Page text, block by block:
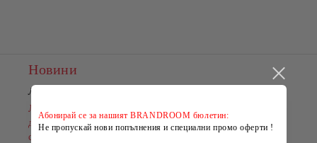
Новини
ЛЯТНО НАМАЛЕНИЕ В BRANDROOM
Лятото е сезонът на новите емоции, свежите визии и
добрите оферти. Именно затова BRANDROOM
стартира своята
Абонирай се за нашият BRANDROOM бюлетин:
Не пропускай нови попълнения и специални промо оферти !